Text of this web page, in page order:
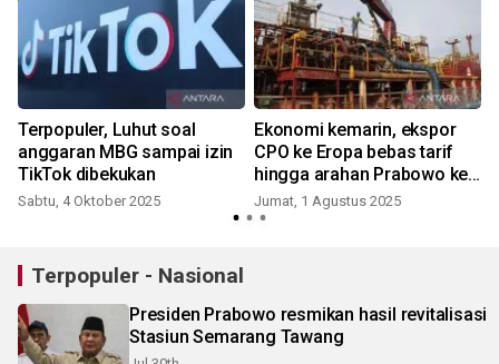
Terpopuler, Luhut soal
anggaran MBG sampai izin
TikTok dibekukan
Sabtu, 4 Oktober 2025
Ekonomi kemarin, ekspor
CPO ke Eropa bebas tarif
hingga arahan Prabowo ke
DEN
Jumat, 1 Agustus 2025
Terpopuler - Nasional
Presiden Prabowo resmikan hasil revitalisasi
Stasiun Semarang Tawang